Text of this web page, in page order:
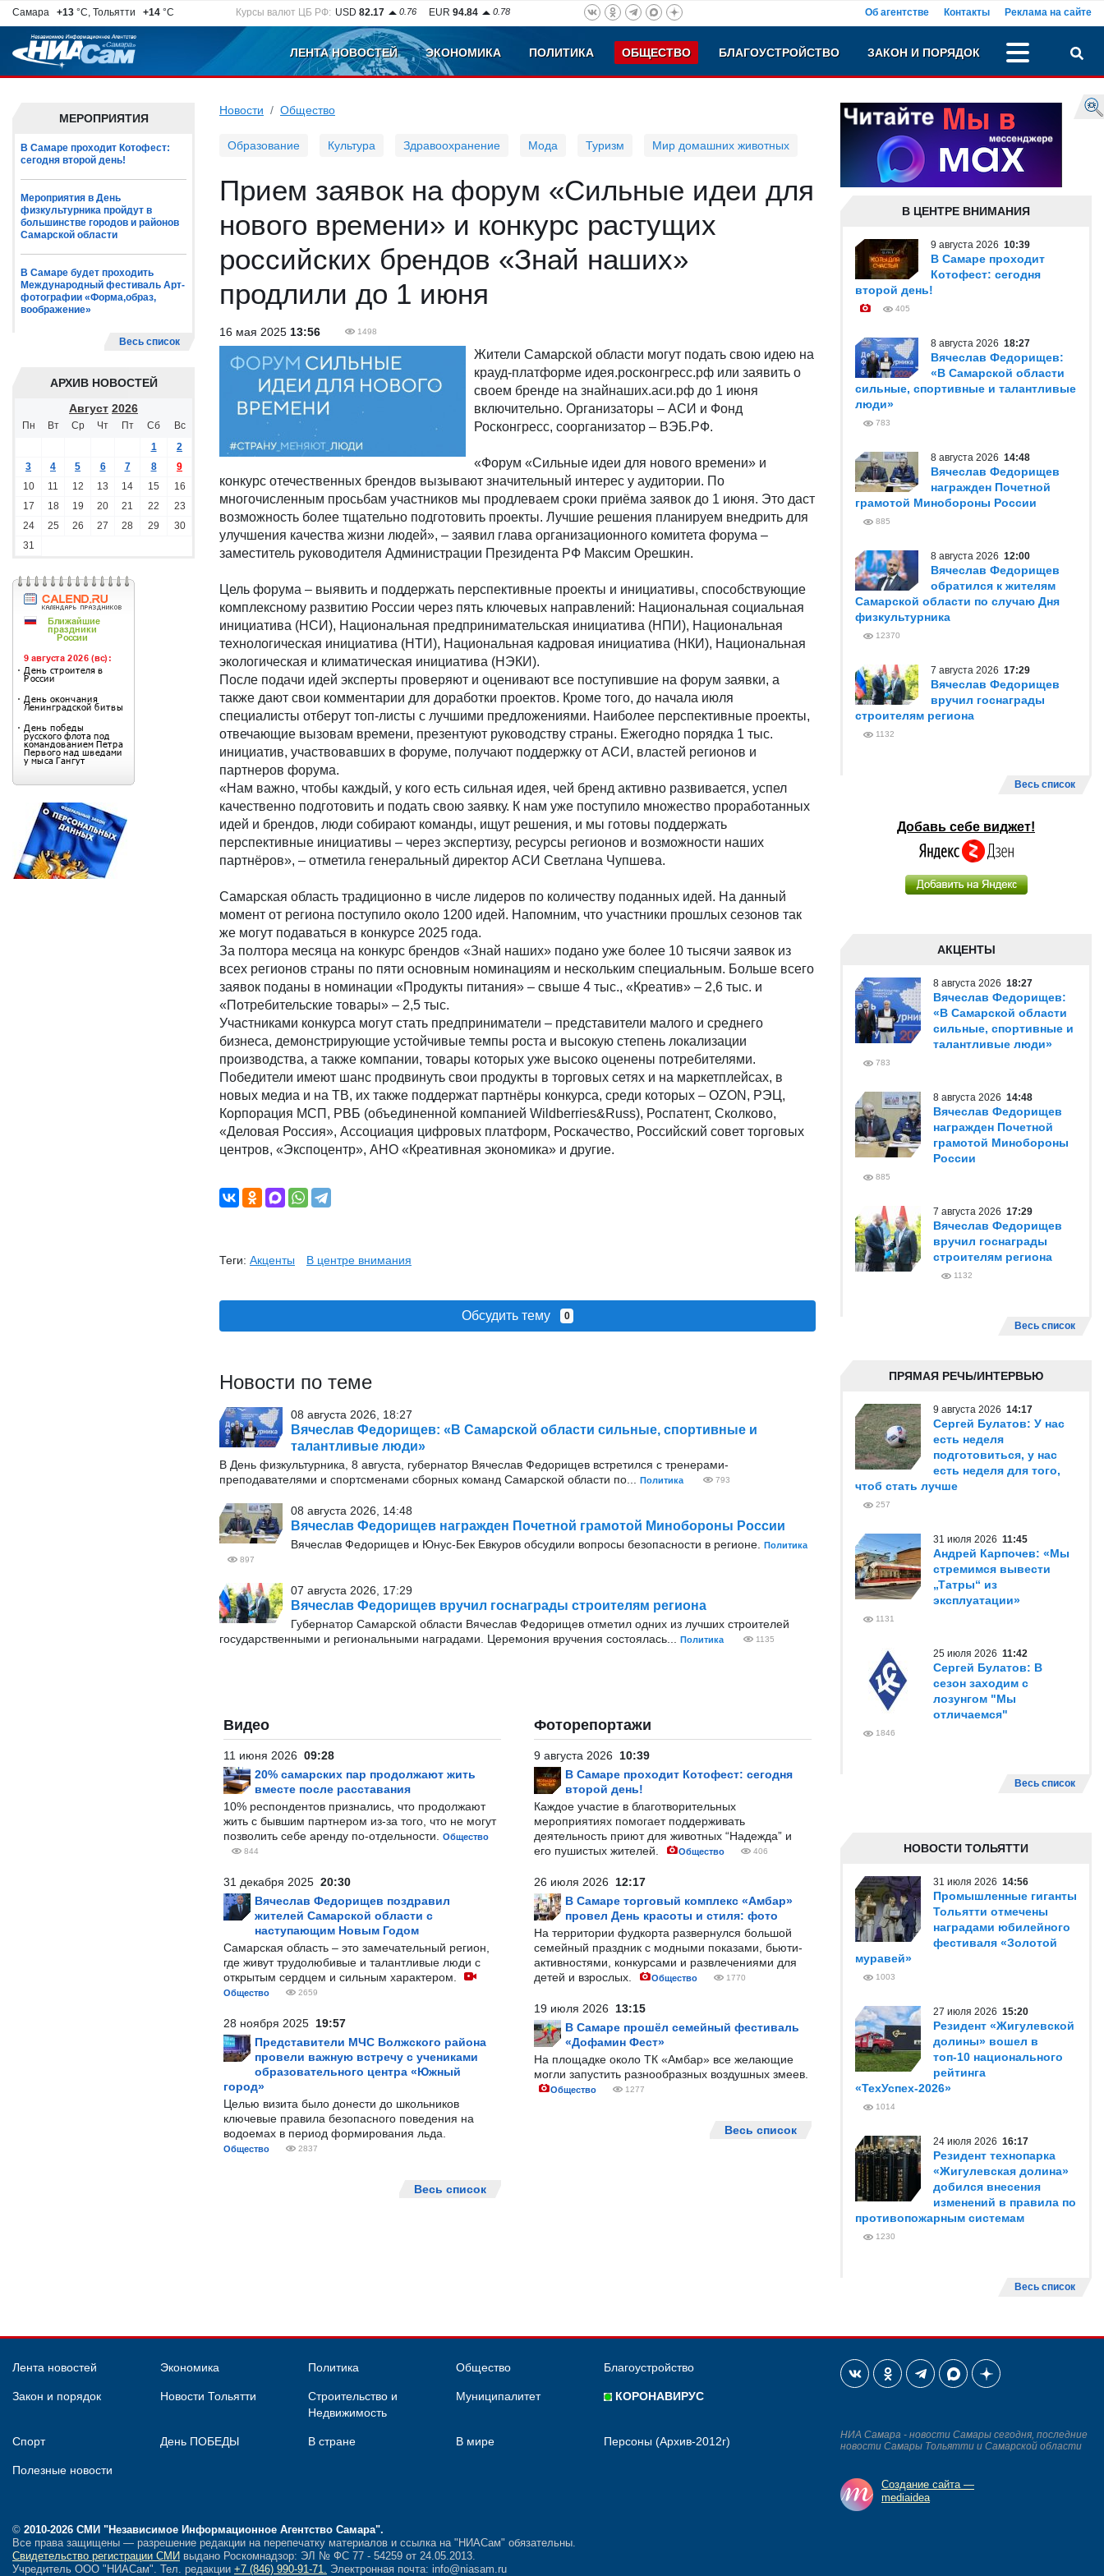
Самара +13 °C, Тольятти +14 °C Курсы валют ЦБ РФ: USD 82.17 0.76 EUR 94.84 0.78 Об агентстве Контакты Реклама на сайте
ЛЕНТА НОВОСТЕЙ ЭКОНОМИКА ПОЛИТИКА ОБЩЕСТВО БЛАГОУСТРОЙСТВО ЗАКОН И ПОРЯДОК
МЕРОПРИЯТИЯ
В Самаре проходит Котофест:
сегодня второй день!
Мероприятия в День
физкультурника пройдут в
большинстве городов и районов
Самарской области
В Самаре будет проходить
Международный фестиваль Арт-
фотографии «Форма,образ,
воображение»
Весь список
АРХИВ НОВОСТЕЙ
Август 2026
Пн Вт Ср Чт Пт Сб
Вс
1
2
3
4 5 6 7 8
9
10
11 12 13 14 15
16
17
18 19 20 21 22
23
24
25 26 27 28 29
30
31
Новости Общество
Образование Культура Здравоохранение Мода Туризм Мир домашних животных
Прием заявок на форум «Сильные идеи для
нового времени» и конкурс растущих
российских брендов «Знай наших»
продлили до 1 июня
16 мая 2025 13:56 1498
Жители Самарской области могут подать свою идею на
крауд-платформе идея.росконгресс.рф или заявить о
своем бренде на знайнаших.аси.рф до 1 июня
включительно. Организаторы – АСИ и Фонд
Росконгресс, соорганизатор – ВЭБ.РФ.
«Форум «Сильные идеи для нового времени» и
конкурс отечественных брендов вызывают значительный интерес у аудитории. По
многочисленным просьбам участников мы продлеваем сроки приёма заявок до 1 июня. Это даст
возможность более тщательно подготовить проекты. Лучшие решения планируем внедрить для
улучшения качества жизни людей», – заявил глава организационного комитета форума –
заместитель руководителя Администрации Президента РФ Максим Орешкин.
Цель форума – выявить и поддержать перспективные проекты и инициативы, способствующие
комплексному развитию России через пять ключевых направлений: Национальная социальная
инициатива (НСИ), Национальная предпринимательская инициатива (НПИ), Национальная
технологическая инициатива (НТИ), Национальная кадровая инициатива (НКИ), Национальная
экологическая и климатическая инициатива (НЭКИ).
После подачи идей эксперты проверяют и оценивают все поступившие на форум заявки, а
также дают свои комментарии для доработки проектов. Кроме того, до начала июля
специалисты отберут топ-листы с лучшими предложениями. Наиболее перспективные проекты,
отвечающие вызовам времени, презентуют руководству страны. Ежегодно порядка 1 тыс.
инициатив, участвовавших в форуме, получают поддержку от АСИ, властей регионов и
партнеров форума.
«Нам важно, чтобы каждый, у кого есть сильная идея, чей бренд активно развивается, успел
качественно подготовить и подать свою заявку. К нам уже поступило множество проработанных
идей и брендов, люди собирают команды, ищут решения, и мы готовы поддержать
перспективные инициативы – через экспертизу, ресурсы регионов и возможности наших
партнёров», – отметила генеральный директор АСИ Светлана Чупшева.
Самарская область традиционно в числе лидеров по количеству поданных идей. На данный
момент от региона поступило около 1200 идей. Напомним, что участники прошлых сезонов так
же могут подаваться в конкурсе 2025 года.
За полтора месяца на конкурс брендов «Знай наших» подано уже более 10 тысячи заявок из
всех регионов страны по пяти основным номинациям и нескольким специальным. Больше всего
заявок поданы в номинации «Продукты питания» – свыше 4 тыс., «Креатив» – 2,6 тыс. и
«Потребительские товары» – 2,5 тыс.
Участниками конкурса могут стать предприниматели – представители малого и среднего
бизнеса, демонстрирующие устойчивые темпы роста и высокую степень локализации
производства, а также компании, товары которых уже высоко оценены потребителями.
Победители имеют шанс продвинуть свои продукты в торговых сетях и на маркетплейсах, в
новых медиа и на ТВ, их также поддержат партнёры конкурса, среди которых – OZON, РЭЦ,
Корпорация МСП, РВБ (объединенной компанией Wildberries&Russ), Роспатент, Сколково,
«Деловая Россия», Ассоциация цифровых платформ, Роскачество, Российский совет торговых
центров, «Экспоцентр», АНО «Креативная экономика» и другие.
Теги: Акценты В центре внимания
Обсудить тему 0
Новости по теме
08 августа 2026, 18:27
Вячеслав Федорищев: «В Самарской области сильные, спортивные и
талантливые люди»
В День физкультурника, 8 августа, губернатор Вячеслав Федорищев встретился с тренерами-
преподавателями и спортсменами сборных команд Самарской области по...
Политика 793
08 августа 2026, 14:48
Вячеслав Федорищев награжден Почетной грамотой Минобороны России
Вячеслав Федорищев и Юнус-Бек Евкуров обсудили вопросы безопасности в регионе. Политика
897
07 августа 2026, 17:29
Вячеслав Федорищев вручил госнаграды строителям региона
Губернатор Самарской области Вячеслав Федорищев отметил одних из лучших строителей
государственными и региональными наградами. Церемония вручения состоялась...
Политика 1135
Видео
11 июня 2026 09:28
20% самарских пар продолжают жить
вместе после расставания
10% респондентов признались, что продолжают
жить с бывшим партнером из-за того, что не могут
позволить себе аренду по-отдельности.
Общество
844
31 декабря 2025 20:30
Вячеслав Федорищев поздравил
жителей Самарской области с
наступающим Новым Годом
Самарская область – это замечательный регион,
где живут трудолюбивые и талантливые люди с
открытым сердцем и сильным характером.
Общество 2659
28 ноября 2025 19:57
Представители МЧС Волжского района
провели важную встречу с учениками
образовательного центра «Южный
город»
Целью визита было донести до школьников
ключевые правила безопасного поведения на
водоемах в период формирования льда.
Общество 2837
Весь список
Фоторепортажи
9 августа 2026 10:39
В Самаре проходит Котофест: сегодня
второй день!
Каждое участие в благотворительных
мероприятиях помогает поддерживать
деятельность приют для животных “Надежда” и
его пушистых жителей.
Общество 406
26 июля 2026 12:17
В Самаре торговый комплекс «Амбар»
провел День красоты и стиля: фото
На территории фудкорта развернулся большой
семейный праздник с модными показами, бьюти-
активностями, конкурсами и развлечениями для
детей и взрослых.
Общество 1770
19 июля 2026 13:15
В Самаре прошёл семейный фестиваль
«Дофамин Фест»
На площадке около ТК «Амбар» все желающие
могли запустить разнообразных воздушных змеев.
Общество 1277
Весь список
В ЦЕНТРЕ ВНИМАНИЯ
9 августа 2026 10:39
В Самаре проходит
Котофест: сегодня
второй день!
405
8 августа 2026 18:27
Вячеслав Федорищев:
«В Самарской области
сильные, спортивные и талантливые
люди»
783
8 августа 2026 14:48
Вячеслав Федорищев
награжден Почетной
грамотой Минобороны России
885
8 августа 2026 12:00
Вячеслав Федорищев
обратился к жителям
Самарской области по случаю Дня
физкультурника
12370
7 августа 2026 17:29
Вячеслав Федорищев
вручил госнаграды
строителям региона
1132
Весь список
Добавь себе виджет!
АКЦЕНТЫ
8 августа 2026 18:27
Вячеслав Федорищев:
«В Самарской области
сильные, спортивные и
талантливые люди»
783
8 августа 2026 14:48
Вячеслав Федорищев
награжден Почетной
грамотой Минобороны
России
885
7 августа 2026 17:29
Вячеслав Федорищев
вручил госнаграды
строителям региона
1132
Весь список
ПРЯМАЯ РЕЧЬ/ИНТЕРВЬЮ
9 августа 2026 14:17
Сергей Булатов: У нас
есть неделя
подготовиться, у нас
есть неделя для того,
чтоб стать лучше
257
31 июля 2026 11:45
Андрей Карпочев: «Мы
стремимся вывести
„Татры“ из
эксплуатации»
1131
25 июля 2026 11:42
Сергей Булатов: В
сезон заходим с
лозунгом "Мы
отличаемся"
1846
Весь список
НОВОСТИ ТОЛЬЯТТИ
31 июля 2026 14:56
Промышленные гиганты
Тольятти отмечены
наградами юбилейного
фестиваля «Золотой
муравей»
1003
27 июля 2026 15:20
Резидент «Жигулевской
долины» вошел в
топ-10 национального
рейтинга
«ТехУспех-2026»
1014
24 июля 2026 16:17
Резидент технопарка
«Жигулевская долина»
добился внесения
изменений в правила по
противопожарным системам
1230
Весь список
Лента новостей Экономика Политика Общество Благоустройство
Закон и порядок Новости Тольятти
Строительство и
Недвижимость
Муниципалитет КОРОНАВИРУС
Спорт День ПОБЕДЫ В стране В мире Персоны (Архив-2012г)
Полезные новости
© 2010-2026 СМИ "Независимое Информационное Агентство Самара".
Все права защищены — разрешение редакции на перепечатку материалов и ссылка на "НИАСам" обязательны.
Свидетельство регистрации СМИ выдано Роскомнадзор: ЭЛ № ФС 77 - 54259 от 24.05.2013.
Учредитель ООО "НИАСам". Тел. редакции +7 (846) 990-91-71. Электронная почта: info@niasam.ru
НИА Самара - новости Самары сегодня, последние
новости Самары Тольятти и Самарской области
Создание сайта —
mediaidea